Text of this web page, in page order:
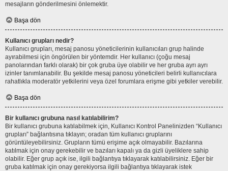
mesajların gönderilmesini önlemektir.
Başa dön
Kullanıcı grupları nedir?
Kullanıcı grupları, mesaj panosu yöneticilerinin kullanıcıları grup halinde
ayırabilmesi için öngörülen bir yöntemdir. Her kullanıcı (çoğu mesaj
panolarından farklı olarak) bir çok gruba üye olabilir ve her gruba ayrı ayrı
izinler tanımlanabilir. Bu şekilde mesaj panosu yöneticileri belirli kullanıcılara
rahatlıkla moderatör yetkilerini veya özel forumlara erişme gibi yetkiler verebilir.
Başa dön
Bir kullanıcı grubuna nasıl katılabilirim?
Bir kullanıcı grubuna katılabilmek için, Kullanıcı Kontrol Panelinizden “Kullanıcı
grupları” bağlantısına tıklayın; oradan tüm kullanıcı gruplarını
görüntüleyebilirsiniz. Grupların tümü erişime açık olmayabilir. Bazılarına
katılmak için onay gerekebilir ve bazıları kapalı ya da gizli üyeliklere sahip
olabilir. Eğer grup açık ise, ilgili bağlantıya tıklayarak katılabilirsiniz. Eğer bir
gruba katılmak için onay gerekiyorsa ilgili bağlantıya tıklayarak istek